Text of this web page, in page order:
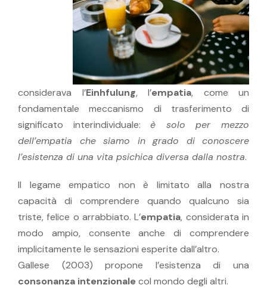
considerava l’Einhfulung, l’empatia, come un
fondamentale meccanismo di trasferimento di
significato interindividuale:è solo per mezzo
dell’empatia che siamo in grado di conoscere
l’esistenza di una vita psichica diversa dalla nostra.
Il legame empatico non è limitato alla nostra
capacità di comprendere quando qualcuno sia
triste, felice o arrabbiato. L’empatia, considerata in
modo ampio, consente anche di comprendere
implicitamente le sensazioni esperite dall’altro.
Gallese (2003) propone l’esistenza di una
consonanza intenzionalecol mondo degli altri.